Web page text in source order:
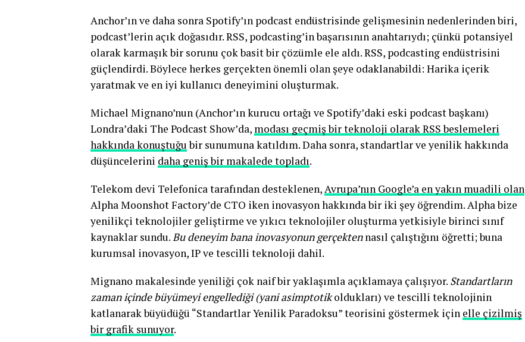
Anchor’ın ve daha sonra Spotify’ın podcast endüstrisinde gelişmesinin nedenlerinden biri,
podcast’lerin açık doğasıdır. RSS, podcasting’in başarısının anahtarıydı; çünkü potansiyel
olarak karmaşık bir sorunu çok basit bir çözümle ele aldı. RSS, podcasting endüstrisini
güçlendirdi. Böylece herkes gerçekten önemli olan şeye odaklanabildi: Harika içerik
yaratmak ve en iyi kullanıcı deneyimini oluşturmak.
Michael Mignano’nun (Anchor’ın kurucu ortağı ve Spotify’daki eski podcast başkanı)
Londra’daki The Podcast Show’da, modası geçmiş bir teknoloji olarak RSS beslemeleri
hakkında konuştuğubir sunumuna katıldım. Daha sonra, standartlar ve yenilik hakkında
düşüncelerini daha geniş bir makalede topladı.
Telekom devi Telefonica tarafından desteklenen,Avrupa’nın Google’a en yakın muadili olan
Alpha Moonshot Factory’de CTO iken inovasyon hakkında bir iki şey öğrendim. Alpha bize
yenilikçi teknolojiler geliştirme ve yıkıcı teknolojiler oluşturma yetkisiyle birinci sınıf
kaynaklar sundu.Bu deneyim bana inovasyonun gerçektennasıl çalıştığını öğretti; buna
kurumsal inovasyon, IP ve tescilli teknoloji dahil.
Mignano makalesinde yeniliği çok naif bir yaklaşımla açıklamaya çalışıyor. Standartların
zaman içinde büyümeyi engellediği (yani asimptotikoldukları) ve tescilli teknolojinin
katlanarak büyüdüğü “Standartlar Yenilik Paradoksu” teorisini göstermek için elle çizilmiş
bir grafik sunuyor.